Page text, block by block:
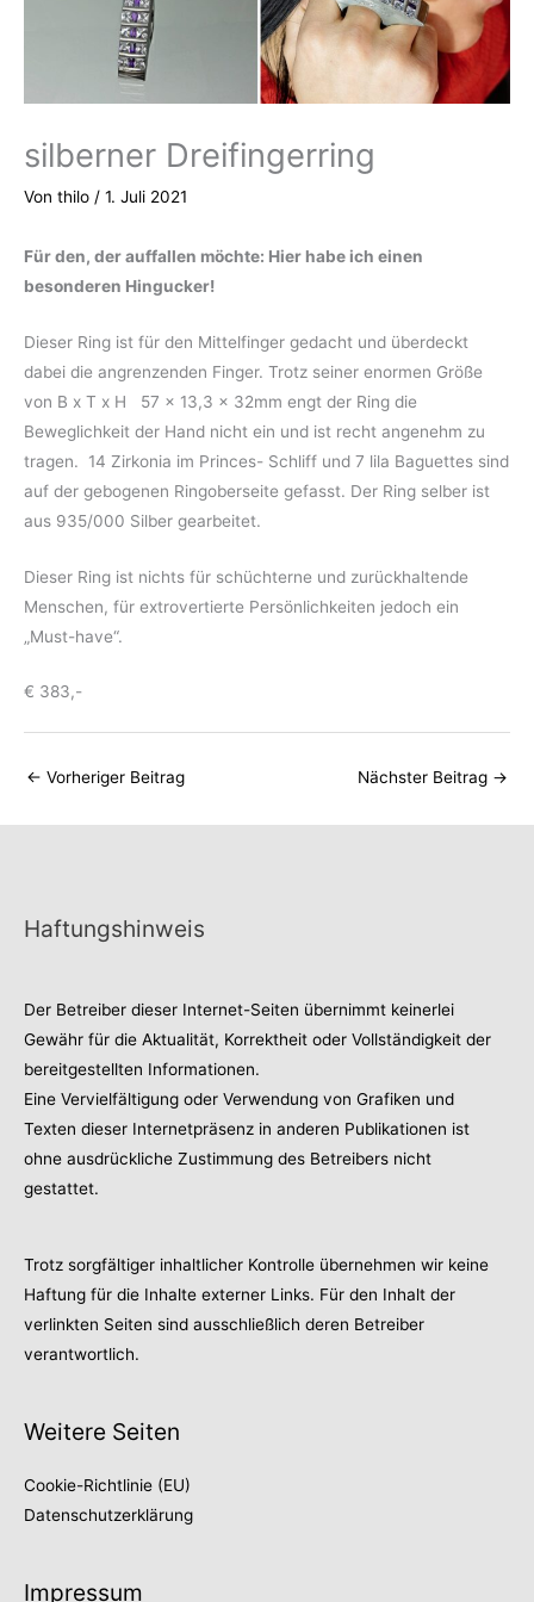
silberner Dreifingerring
Von thilo / 1. Juli 2021
Für den, der auffallen möchte: Hier habe ich einen
besonderen Hingucker!
Dieser Ring ist für den Mittelfinger gedacht und überdeckt
dabei die angrenzenden Finger. Trotz seiner enormen Größe
von B x T x H 57 x 13,3 x 32mm engt der Ring die
Beweglichkeit der Hand nicht ein und ist recht angenehm zu
tragen. 14 Zirkonia im Princes- Schliff und 7 lila Baguettes sind
auf der gebogenen Ringoberseite gefasst. Der Ring selber ist
aus 935/000 Silber gearbeitet.
Dieser Ring ist nichts für schüchterne und zurückhaltende
Menschen, für extrovertierte Persönlichkeiten jedoch ein
„Must-have“.
€ 383,-
← Vorheriger Beitrag Nächster Beitrag →
Haftungshinweis
Der Betreiber dieser Internet-Seiten übernimmt keinerlei
Gewähr für die Aktualität, Korrektheit oder Vollständigkeit der
bereitgestellten Informationen.
Eine Vervielfältigung oder Verwendung von Grafiken und
Texten dieser Internetpräsenz in anderen Publikationen ist
ohne ausdrückliche Zustimmung des Betreibers nicht
gestattet.
Trotz sorgfältiger inhaltlicher Kontrolle übernehmen wir keine
Haftung für die Inhalte externer Links. Für den Inhalt der
verlinkten Seiten sind ausschließlich deren Betreiber
verantwortlich.
Weitere Seiten
Cookie-Richtlinie (EU)
Datenschutzerklärung
Impressum